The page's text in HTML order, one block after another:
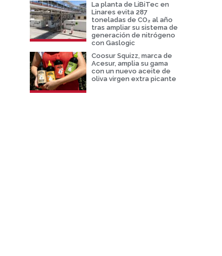
La planta de LiBiTec en
Linares evita 287
toneladas de CO₂ al año
tras ampliar su sistema de
generación de nitrógeno
con Gaslogic
Coosur Squizz, marca de
Acesur, amplia su gama
con un nuevo aceite de
oliva virgen extra picante